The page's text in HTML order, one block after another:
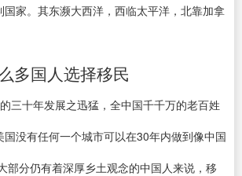
国家。其东濒大西洋，西临太平洋，北靠加拿
多国人选择移民
十年发展之迅猛，全中国千千万的老百姓
国没有任何一个城市可以在30年内做到像中国
分仍有着深厚乡土观念的中国人来说，移